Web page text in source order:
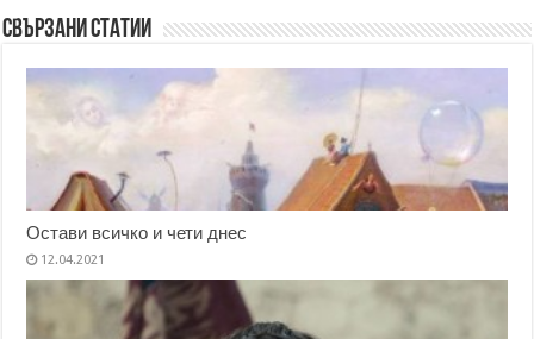
Свързани статии
Остави всичко и чети днес
12.04.2021